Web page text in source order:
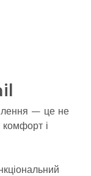
— це не
комфорт і